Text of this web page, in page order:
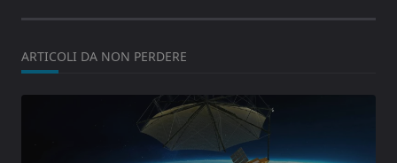
ARTICOLI DA NON PERDERE